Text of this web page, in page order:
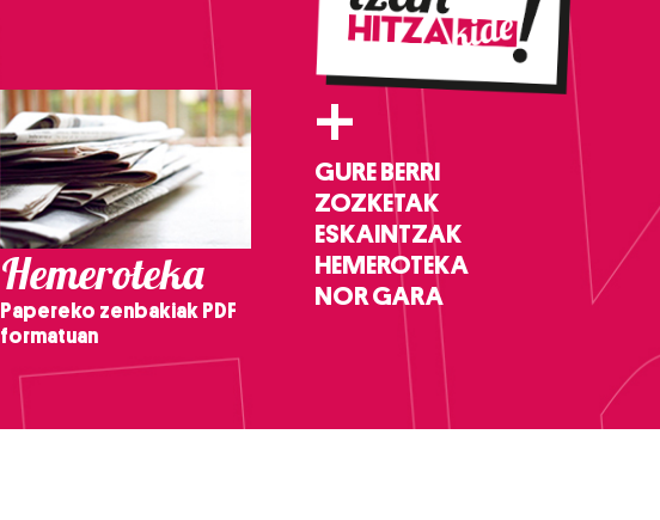
Hemeroteka
Papereko zenbakiak PDF
formatuan
+
GURE BERRI
ZOZKETAK
ESKAINTZAK
HEMEROTEKA
NOR GARA